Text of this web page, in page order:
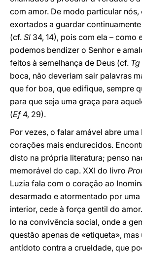
com amor. De modo particular nós,
exortados a guardar
(cf. Sl 34, 14), pois com ela – como
podemos bendizer o Senhor e
feitos à semelhança de Deus (cf. Tg
boca, não deveriam sair palavras
que for boa, que edifique, sempre
para que seja uma graça para
(Ef4, 29).
Por vezes, o falar amável abre uma
corações mais endurecidos.
disto na própria literatura; penso
memorável do cap. XXI do livro
Luzia fala com o coração ao
desarmado e atormentado por
interior, cede à força gentil do
lo na convivência social, onde a
questão apenas de «etiqueta»,
antídoto contra a crueldade, que